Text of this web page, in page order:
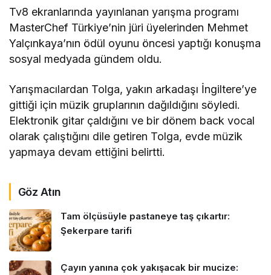
Tv8 ekranlarında yayınlanan yarışma programı
MasterChef Türkiye’nin jüri üyelerinden Mehmet
Yalçınkaya’nın ödül oyunu öncesi yaptığı konuşma
sosyal medyada gündem oldu.
Yarışmacılardan Tolga, yakın arkadaşı İngiltere’ye
gittiği için müzik gruplarının dağıldığını söyledi.
Elektronik gitar çaldığını ve bir dönem back vocal
olarak çalıştığını dile getiren Tolga, evde müzik
yapmaya devam ettiğini belirtti.
Göz Atın
Tam ölçüsüyle pastaneye taş çıkartır:
Şekerpare tarifi
Çayın yanına çok yakışacak bir mucize: